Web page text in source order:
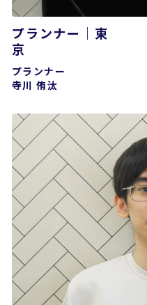
プランナー｜東
プランナー
寺川 侑汰